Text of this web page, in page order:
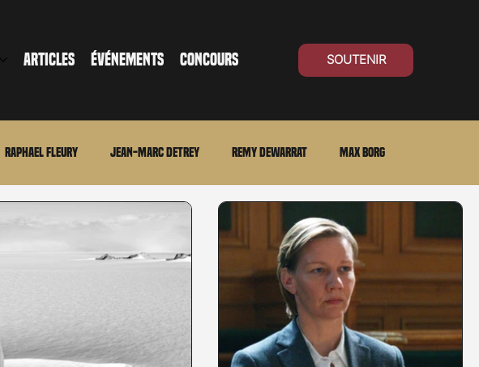
ARTICLES ÉVÉNEMENTS CONCOURS SOUTENIR
Raphael Fleury Jean-Marc Detrey Remy Dewarrat Max Borg
Cinéma Suisse Carnet noir